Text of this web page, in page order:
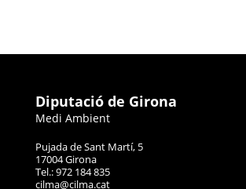
Diputació de Girona
Medi Ambient
Pujada de Sant Martí, 5
17004 Girona
Tel.: 972 184 835
cilma@cilma.cat